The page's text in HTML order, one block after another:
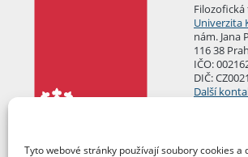
Tyto webové stránky používají soubory cookies
Univerzita
nám. Jana
116 38
IČO:
DIČ:
Další